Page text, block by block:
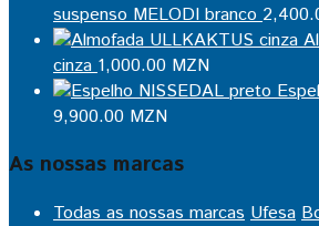
suspenso MELODI branco
cinza 1,000.00 MZN
9,900.00 MZN
As nossas marcas
Todas as nossas marcas Ufesa